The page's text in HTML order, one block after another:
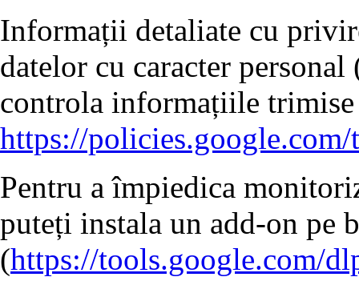
Informații detaliate cu
datelor cu caracter
controla informațiile
https://
Pentru a împiedica
puteți instala un add-on pe
(https://tools.google.com/